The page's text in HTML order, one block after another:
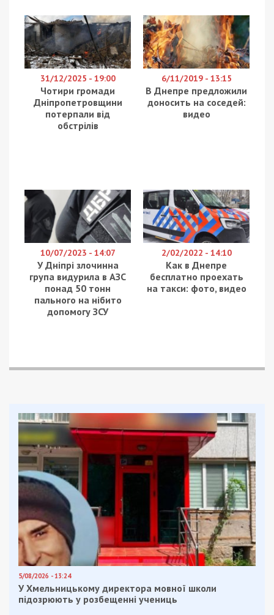
та Спеціалізована антикорупційна прокуратура
(САП) ліквідували масштабну корупційну схему в
оборонній сфері. Фігуранти наживалися на
запчастинах до бронетехніки, які фактично
крали у військових, а потім перепродавали
державі під виглядом нових товарів. До
розкрадання військового майна виявився
причетним колишній заступник командира однієї
з військових частин Харківської області. Про це
повідомляє49000.
підприємствам запчастини до бронетехніки на
загальну суму понад 350 мільйонів гривень.
Як з’ясували правоохоронці, легального джерела
походження цих деталей на паперах не існувало.
Насправді частина цієї продукції раніше
зберігалася на складах військової частини на
Харківщині. На початку повномасштабного
вторгнення РФ у 2022 році ці запчастини
поспіхом списали за документами як “знищені
внаслідок російських ракетно-бомбових ударів”.
Проте фізично майно вціліло — його таємно
вивезли та ввели в комерційний обіг.
Побутова техніка та будматеріали
замість хабаря